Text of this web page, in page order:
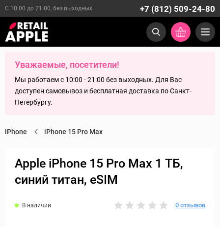
С 10:00 до 21:00, без выходных +7 (812) 509-24-80
Уважаемые, посетители!
Мы работаем с 10:00 - 21:00 без выходных. Для Вас
доступен самовывоз и бесплатная доставка по Санкт-
Петербургу.
iPhone iPhone 15 Pro Max
Apple iPhone 15 Pro Max 1 ТБ,
синий титан, eSIM
В наличии 0 отзывов